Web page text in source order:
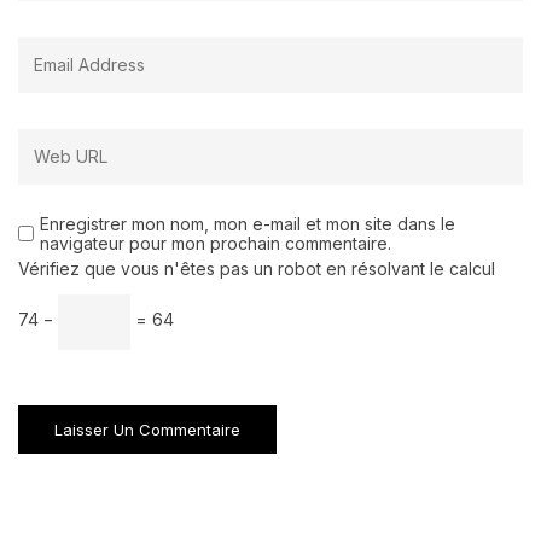
Enregistrer mon nom, mon e-mail et mon site dans le
navigateur pour mon prochain commentaire.
Vérifiez que vous n'êtes pas un robot en résolvant le calcul
74 − = 64